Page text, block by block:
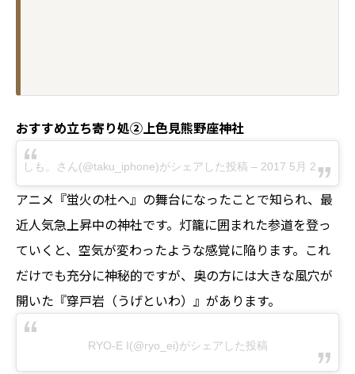
おすすめ立ち寄り処②上色見熊野座神社
しも。さん(@taku_iphone)がシェアした投稿 – 2017 5月 26 4:52午前 PDT
アニメ『蛍火の杜へ』の舞台になったことで知られ、最
近人気急上昇中の神社です。灯籠に囲まれた参道を登っ
ていくと、空気が変わったような感覚に陥ります。これ
だけでも充分に神秘的ですが、奥の方には大きな風穴が
開いた『穿戸岩（うげといわ）』があります。
RYO-E I(@ryo_ei)がシェアした投稿